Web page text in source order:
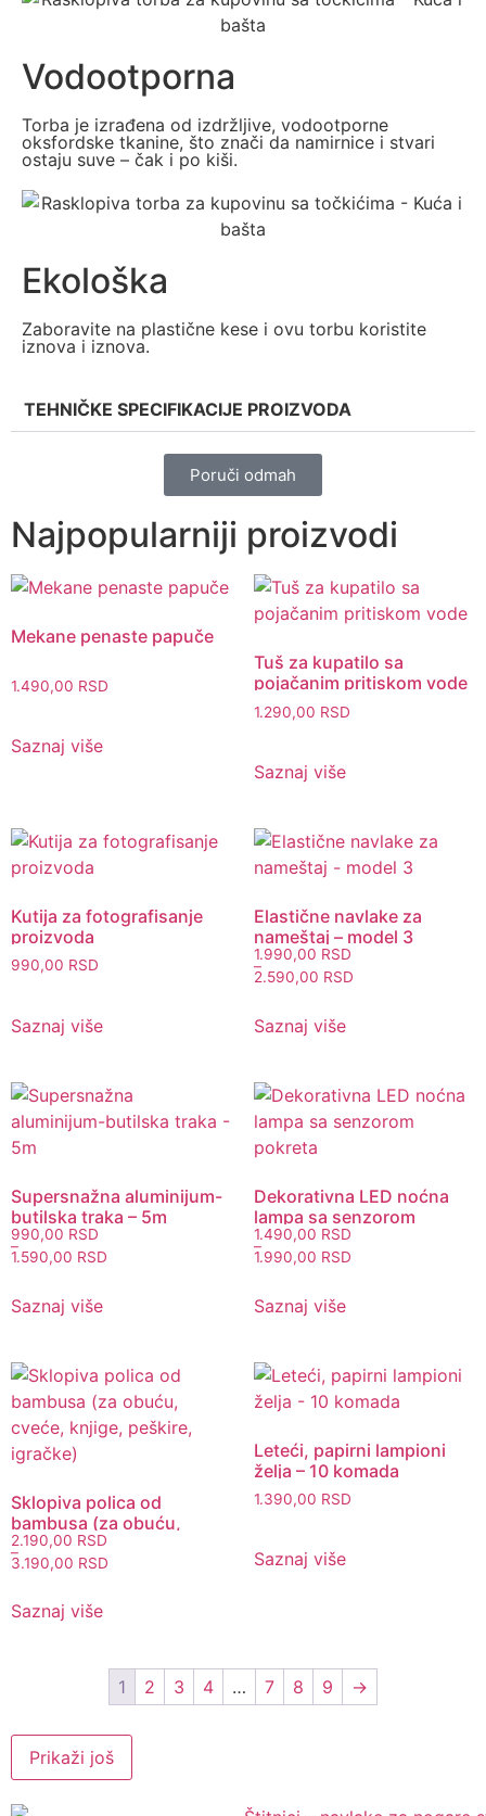
Vodootporna
Torba je izrađena od izdržljive, vodootporne
oksfordske tkanine, što znači da namirnice i stvari
ostaju suve – čak i po kiši.
Ekološka
Zaboravite na plastične kese i ovu torbu koristite
iznova i iznova.
TEHNIČKE SPECIFIKACIJE PROIZVODA
Poruči odmah
Najpopularniji proizvodi
Mekane penaste papuče
1.490,00 RSD
Saznaj više
Tuš za kupatilo sa
pojačanim pritiskom vode
1.290,00 RSD
Saznaj više
Kutija za fotografisanje
proizvoda
990,00 RSD
Saznaj više
Elastične navlake za
nameštaj – model 3
1.990,00 RSD
–
2.590,00 RSD
Saznaj više
Supersnažna aluminijum-
butilska traka – 5m
990,00 RSD
–
1.590,00 RSD
Saznaj više
Dekorativna LED noćna
lampa sa senzorom
pokreta
1.490,00 RSD
–
1.990,00 RSD
Saznaj više
Sklopiva polica od
bambusa (za obuću,
cveće, knjige, peškire,
igračke)
2.190,00 RSD
–
3.190,00 RSD
Saznaj više
Leteći, papirni lampioni
želja – 10 komada
1.390,00 RSD
Saznaj više
1 2 3 4 … 7 8 9 →
Prikaži još